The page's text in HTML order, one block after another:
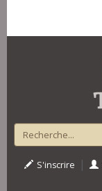
S'inscrire |